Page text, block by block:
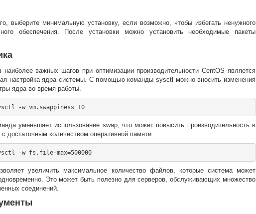
выберите минимальную установку, если возможно, чтобы избегать ненужного
обеспечения. После установки можно установить необходимые пакеты
важных шагов при оптимизации производительности CentOS является
настройка ядра системы. С помощью команды sysctl можно вносить изменения
ядра во время работы.
sudo sysctl -w vm.swappiness=10
уменьшает использование swap, что может повысить производительность в
с достаточным количеством оперативной памяти.
sudo sysctl -w fs.file-max=500000
увеличить максимальное количество файлов, которые система может
Это может быть полезно для серверов, обслуживающих множество
соединений.